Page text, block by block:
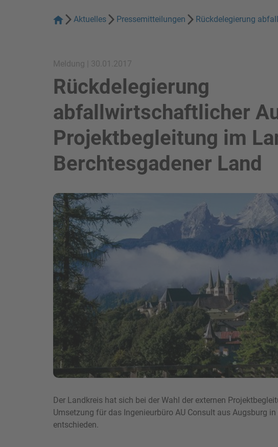
Aktuelles Pressemitteilungen Rückdelegierung
Meldung | 30.01.2017
Rückdelegierung
abfallwirtschaftlicher
Projektbegleitung im
Berchtesgadener Land
Bild in Lightbox zeigen
Der Landkreis hat sich bei der Wahl der externen
Umsetzung für das Ingenieurbüro AU Consult aus Augsburg
entschieden.